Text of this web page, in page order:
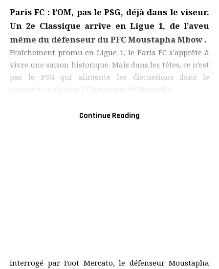
Paris FC : l’OM, pas le PSG, déjà dans le viseur.
Un 2e Classique arrive en Ligue 1, de l’aveu
même du défenseur du PFC Moustapha Mbow .
Fraîchement promu en Ligue 1, le Paris FC s’apprête à
vivre une saison historique. Mais dans les têtes, ce n’est
pas le PSG qui alimente les discussions dans le
vestiaire, mais bien l’Olympique de Marseille.
Interrogé par Foot Mercato, le défenseur Moustapha
Continue Reading